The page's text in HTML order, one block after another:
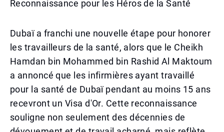
Reconnaissance pour les Héros de la Santé
Dubaï a franchi une nouvelle étape pour honorer
les travailleurs de la santé, alors que le Cheikh
Hamdan bin Mohammed bin Rashid Al Maktoum
a annoncé que les infirmières ayant travaillé
pour la santé de Dubaï pendant au moins 15 ans
recevront un Visa d'Or. Cette reconnaissance
souligne non seulement des décennies de